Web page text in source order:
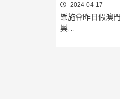
2024-04-17
樂施會昨日假澳
樂…